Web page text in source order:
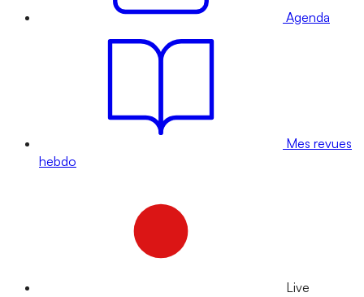
Agenda
Mes revues
hebdo
Live